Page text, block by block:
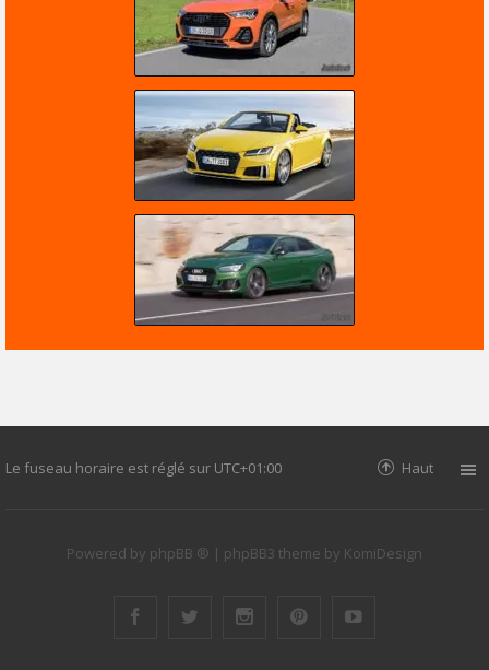
Le fuseau horaire est réglé sur UTC+01:00 Haut
Powered by phpBB ® | phpBB3 theme by KomiDesign